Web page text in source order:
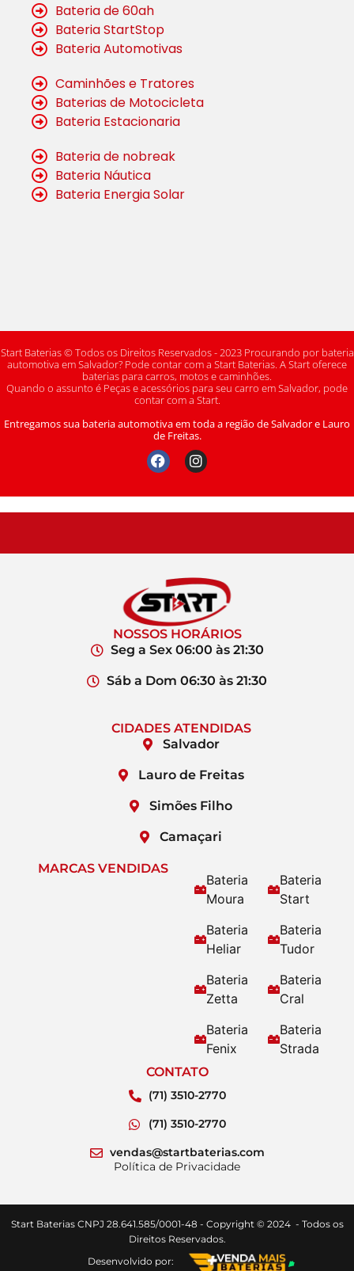
Bateria de 60ah
Bateria StartStop
Bateria Automotivas
Caminhões e Tratores
Baterias de Motocicleta
Bateria Estacionaria
Bateria de nobreak
Bateria Náutica
Bateria Energia Solar
Start Baterias © Todos os Direitos Reservados - 2023 Procurando por bateria
automotiva em Salvador? Pode contar com a Start Baterias. A Start oferece
baterias para carros, motos e caminhões.
Quando o assunto é Peças e acessórios para seu carro em Salvador, pode
contar com a Start.
Entregamos sua bateria automotiva em toda a região de Salvador e Lauro
de Freitas.
NOSSOS HORÁRIOS
Seg a Sex 06:00 às 21:30
Sáb a Dom 06:30 às 21:30
CIDADES ATENDIDAS
Salvador
Lauro de Freitas
Simões Filho
Camaçari
MARCAS VENDIDAS
Bateria
Moura
Bateria
Heliar
Bateria
Zetta
Bateria
Fenix
Bateria
Start
Bateria
Tudor
Bateria
Cral
Bateria
Strada
CONTATO
(71) 3510-2770
(71) 3510-2770
vendas@startbaterias.com
Política de Privacidade
Start Baterias CNPJ 28.641.585/0001-48 - Copyright © 2024 - Todos os
Direitos Reservados.
Desenvolvido por: